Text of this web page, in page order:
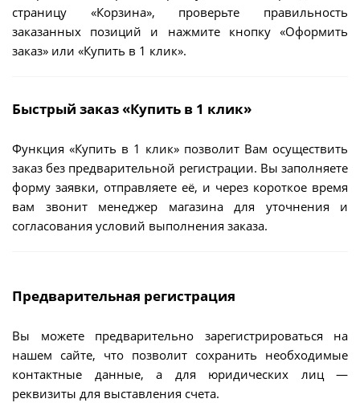
страницу «Корзина», проверьте правильность
заказанных позиций и нажмите кнопку «Оформить
заказ» или «Купить в 1 клик».
Быстрый заказ «Купить в 1 клик»
Функция «Купить в 1 клик» позволит Вам осуществить
заказ без предварительной регистрации. Вы заполняете
форму заявки, отправляете её, и через короткое время
вам звонит менеджер магазина для уточнения и
согласования условий выполнения заказа.
Предварительная регистрация
Вы можете предварительно зарегистрироваться на
нашем сайте, что позволит сохранить необходимые
контактные данные, а для юридических лиц —
реквизиты для выставления счета.